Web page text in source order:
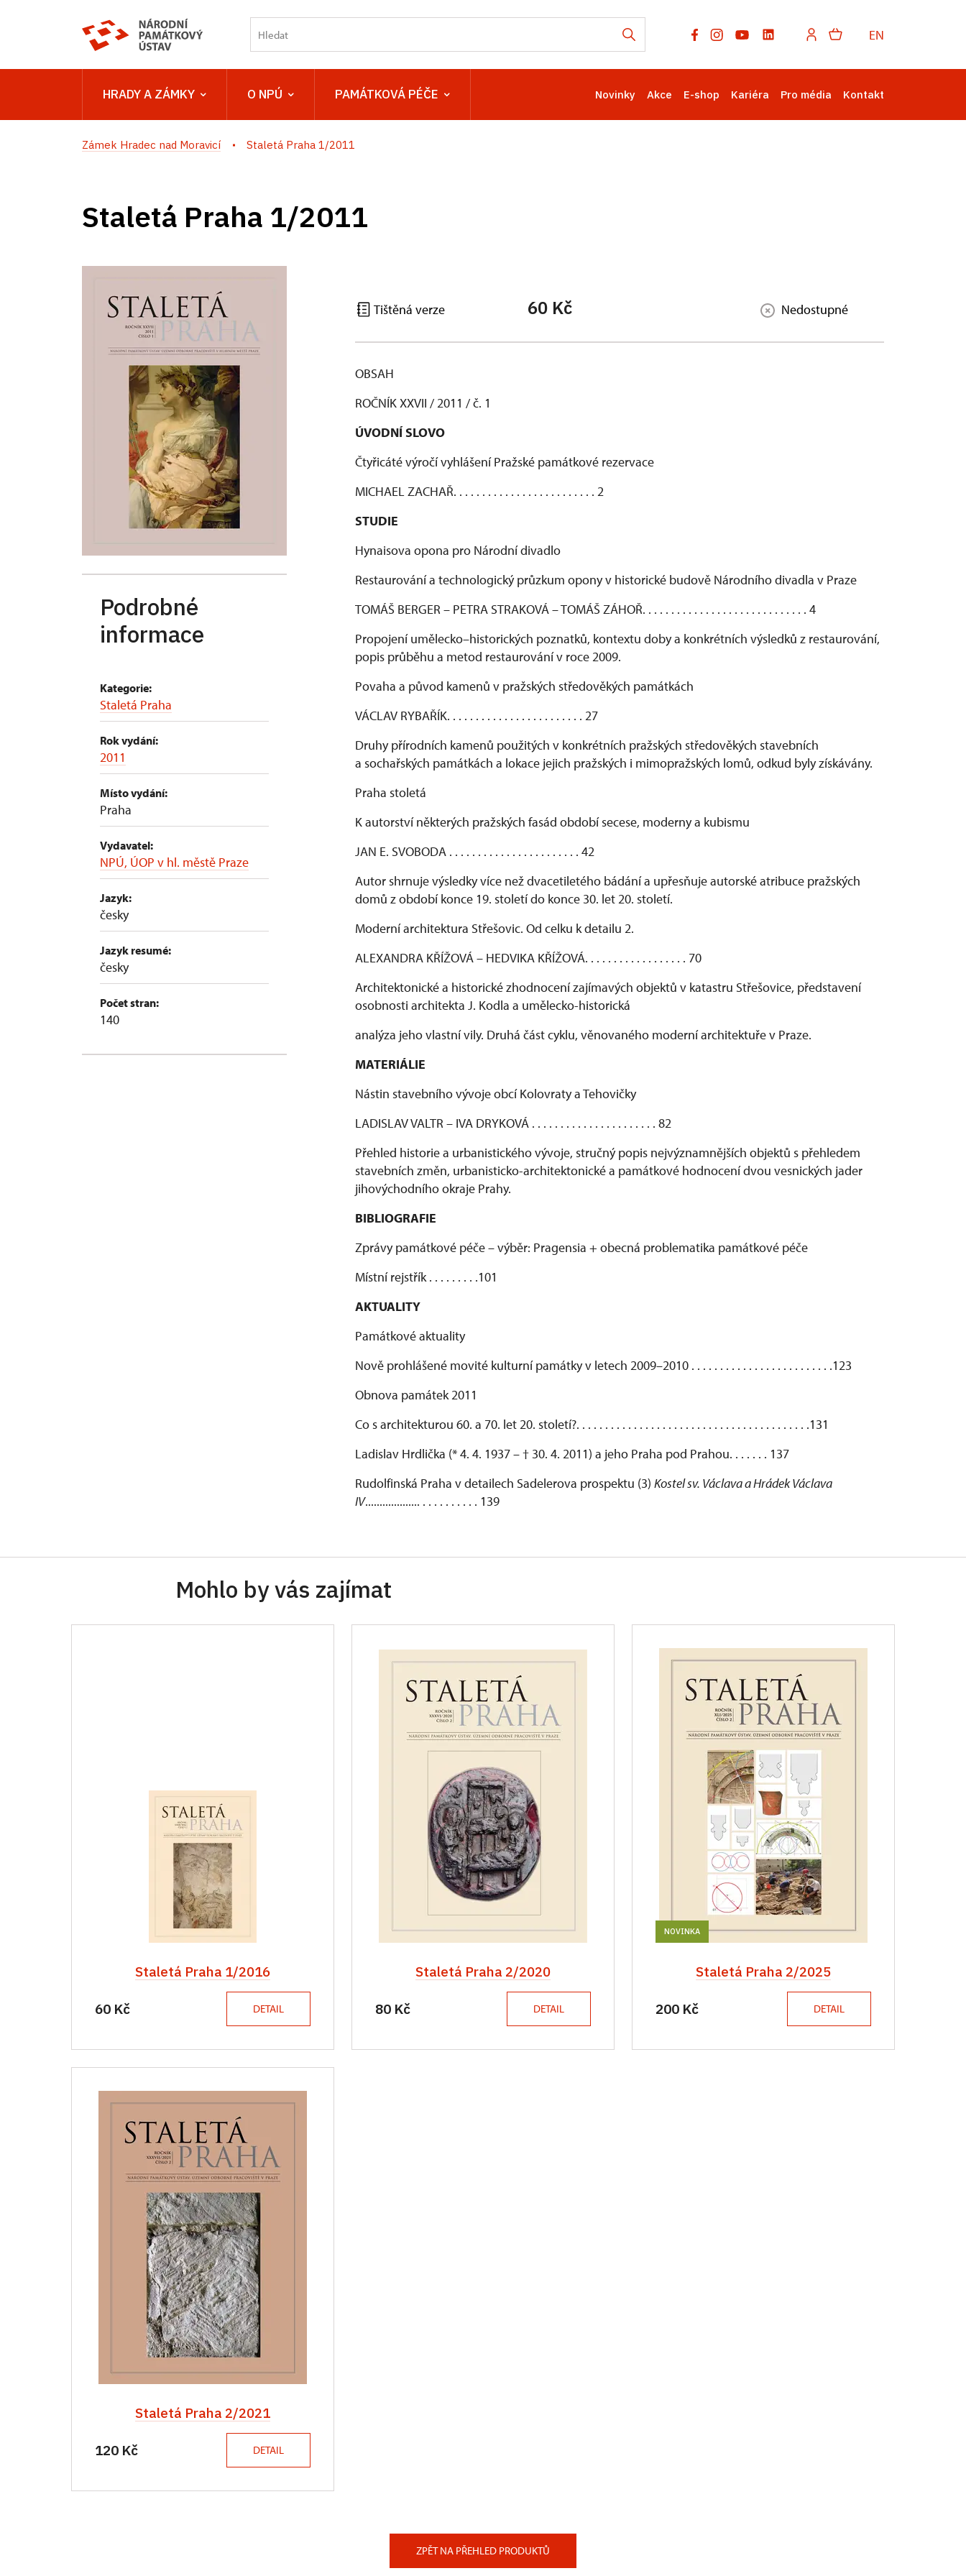
EN
HRADY A ZÁMKY O NPÚ PAMÁTKOVÁ PÉČE Novinky Akce E-shop Kariéra Pro média Kontakt
Zámek Hradec nad Moravicí Staletá Praha 1/2011
Staletá Praha 1/2011
Podrobné
informace
Kategorie:
Staletá Praha
Rok vydání:
2011
Místo vydání:
Praha
Vydavatel:
NPÚ, ÚOP v hl. městě Praze
Jazyk:
česky
Jazyk resumé:
česky
Počet stran:
140
Tištěná verze 60 Kč Nedostupné
OBSAH
ROČNÍK XXVII / 2011 / č. 1
ÚVODNÍ SLOVO
Čtyřicáté výročí vyhlášení Pražské památkové rezervace
MICHAEL ZACHAŘ. . . . . . . . . . . . . . . . . . . . . . . . . 2
STUDIE
Hynaisova opona pro Národní divadlo
Restaurování a technologický průzkum opony v historické budově Národního divadla v Praze
TOMÁŠ BERGER – PETRA STRAKOVÁ – TOMÁŠ ZÁHOŘ. . . . . . . . . . . . . . . . . . . . . . . . . . . . . 4
Propojení umělecko–historických poznatků, kontextu doby a konkrétních výsledků z restaurování,
popis průběhu a metod restaurování v roce 2009.
Povaha a původ kamenů v pražských středověkých památkách
VÁCLAV RYBAŘÍK. . . . . . . . . . . . . . . . . . . . . . . . 27
Druhy přírodních kamenů použitých v konkrétních pražských středověkých stavebních
a sochařských památkách a lokace jejich pražských i mimopražských lomů, odkud byly získávány.
Praha stoletá
K autorství některých pražských fasád období secese, moderny a kubismu
JAN E. SVOBODA . . . . . . . . . . . . . . . . . . . . . . . 42
Autor shrnuje výsledky více než dvacetiletého bádání a upřesňuje autorské atribuce pražských
domů z období konce 19. století do konce 30. let 20. století.
Moderní architektura Střešovic. Od celku k detailu 2.
ALEXANDRA KŘÍŽOVÁ – HEDVIKA KŘÍŽOVÁ. . . . . . . . . . . . . . . . . . 70
Architektonické a historické zhodnocení zajímavých objektů v katastru Střešovice, představení
osobnosti architekta J. Kodla a umělecko-historická
analýza jeho vlastní vily. Druhá část cyklu, věnovaného moderní architektuře v Praze.
MATERIÁLIE
Nástin stavebního vývoje obcí Kolovraty a Tehovičky
LADISLAV VALTR – IVA DRYKOVÁ . . . . . . . . . . . . . . . . . . . . . . 82
Přehled historie a urbanistického vývoje, stručný popis nejvýznamnějších objektů s přehledem
stavebních změn, urbanisticko-architektonické a památkové hodnocení dvou vesnických jader
jihovýchodního okraje Prahy.
BIBLIOGRAFIE
Zprávy památkové péče – výběr: Pragensia + obecná problematika památkové péče
Místní rejstřík . . . . . . . . .101
AKTUALITY
Památkové aktuality
Nově prohlášené movité kulturní památky v letech 2009–2010 . . . . . . . . . . . . . . . . . . . . . . . . .123
Obnova památek 2011
Co s architekturou 60. a 70. let 20. století?. . . . . . . . . . . . . . . . . . . . . . . . . . . . . . . . . . . . . . . . .131
Ladislav Hrdlička (* 4. 4. 1937 – † 30. 4. 2011) a jeho Praha pod Prahou. . . . . . . 137
Rudolfinská Praha v detailech Sadelerova prospektu (3) Kostel sv. Václava a Hrádek Václava
IV................... . . . . . . . . . . 139
Mohlo by vás zajímat
Staletá Praha 1/2016
60 Kč DETAIL
Staletá Praha 2/2020
80 Kč DETAIL
NOVINKA
Staletá Praha 2/2025
200 Kč DETAIL
Staletá Praha 2/2021
120 Kč DETAIL
ZPĚT NA PŘEHLED PRODUKTŮ